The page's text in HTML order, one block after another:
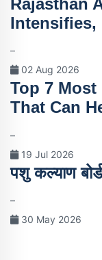
Rajasthan
Intensifies,
–
02 Aug 2026
Top 7 Most
That Can
–
19 Jul 2026
पशु कल्याण
–
30 May 2026